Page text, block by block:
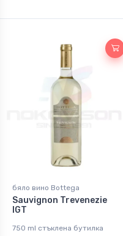
бяло вино Bottega
Sauvignon Trevenezie
IGT
750 ml стъклена бутилка